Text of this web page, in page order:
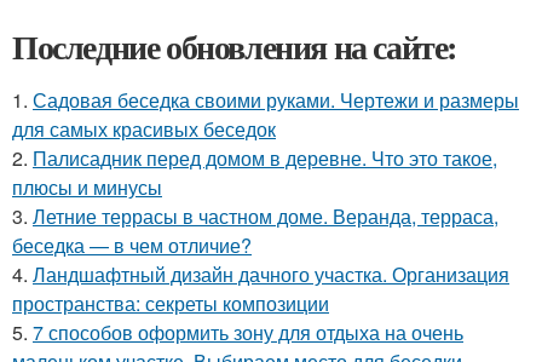
Последние обновления на сайте:
1. Садовая беседка своими руками. Чертежи и размеры
для самых красивых беседок
2. Палисадник перед домом в деревне. Что это такое,
плюсы и минусы
3. Летние террасы в частном доме. Веранда, терраса,
беседка — в чем отличие?
4. Ландшафтный дизайн дачного участка. Организация
пространства: секреты композиции
5. 7 способов оформить зону для отдыха на очень